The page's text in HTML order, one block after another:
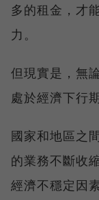
多的租金，才
力。
但現實是，無
處於經濟下行期
國家和地區之
的業務不斷收
經濟不穩定因